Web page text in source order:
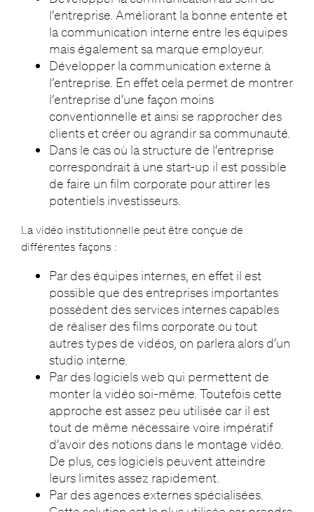
l’entreprise. Améliorant la bonne entente et
la communication interne entre les équipes
mais également sa marque employeur.
Développer la communication externe à
l’entreprise. En effet cela permet de montrer
l’entreprise d’une façon moins
conventionnelle et ainsi se rapprocher des
clients et créer ou agrandir sa communauté.
Dans le cas où la structure de l’entreprise
correspondrait à une start-up il est possible
de faire un film corporate pour attirer les
potentiels investisseurs.
La vidéo institutionnelle peut être conçue de
différentes façons :
Par des équipes internes, en effet il est
possible que des entreprises importantes
possèdent des services internes capables
de réaliser des films corporate ou tout
autres types de vidéos, on parlera alors d’un
studio interne.
Par des logiciels web qui permettent de
monter la vidéo soi-même. Toutefois cette
approche est assez peu utilisée car il est
tout de même nécessaire voire impératif
d’avoir des notions dans le montage vidéo.
De plus, ces logiciels peuvent atteindre
leurs limites assez rapidement.
Par des agences externes spécialisées.